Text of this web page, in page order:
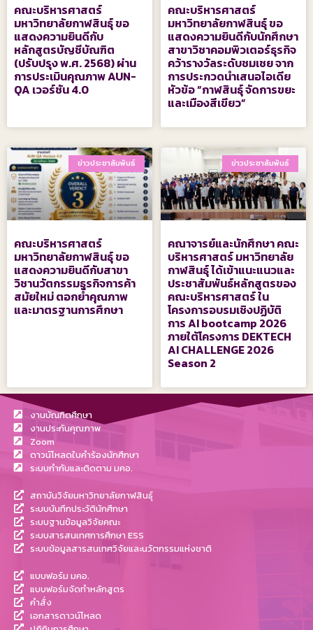
คณะบริหารศาสตร์
มหาวิทยาลัยกาฬสินธุ์ ขอ
แสดงความยินดีกับ
หลักสูตรบัญชีบัณฑิต
(ปรับปรุง พ.ศ. 2568) ผ่าน
การประเมินคุณภาพ AUN-
QA เวอร์ชัน 4.0
คณะบริหารศาสตร์
มหาวิทยาลัยกาฬสินธุ์ ขอ
แสดงความยินดีกับนักศึกษา
สาขาวิชาคอมพิวเตอร์ธุรกิจ
คว้ารางวัลระดับชมเชย จาก
การประกวดนำเสนอไอเดีย
หัวข้อ “กาฬสินธุ์ จัดการขยะ
และเมืองสีเขียว”
ข่าวประชาสัมพันธ์
คณะบริหารศาสตร์
มหาวิทยาลัยกาฬสินธุ์ ขอ
แสดงความยินดีกับสาขา
วิชานวัตกรรมธุรกิจการค้า
สมัยใหม่ ตอกย้ำคุณภาพ
และมาตรฐานการศึกษา
ข่าวประชาสัมพันธ์
คณาจารย์และนักศึกษา คณะ
บริหารศาสตร์ มหาวิทยาลัย
กาฬสินธุ์ ได้เข้าแนะแนวและ
ประชาสัมพันธ์หลักสูตรของ
คณะบริหารศาสตร์ ใน
โครงการอบรมเชิงปฏิบัติ
การ AI bootcamp 2026
ภายใต้โครงการ DEKTECH
AI CHALLENGE 2026
Season 2
งานบัณฑิตศึกษา
งานประกันคุณภาพ
Zoom
ดาวน์โหลดใบคำร้องนักศึกษา
ระบบกำกับและติดตาม มคอ.
สถาบันวิจัยมหาวิทยาลัยกาฬสินธุ์
ระบบบันทึกประวัตินักศึกษา
ระบบฐานข้อมูลวิจัยคณะ
ระบบสารสนเทศการศึกษา ESS
ระบบข้อมูลสารสนเทศวิจัยและนวัตกรรมแห่งชาติ
แบบฟอร์ม มคอ.
แบบฟอร์มจัดทำหลักสูตร
คำสั่ง
เอกสารดาวน์โหลด